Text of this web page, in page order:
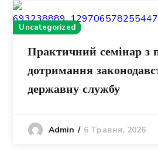
Uncategorized
Практичний семінар з
дотримання
державну службу
Admin 6 Травня, 2026